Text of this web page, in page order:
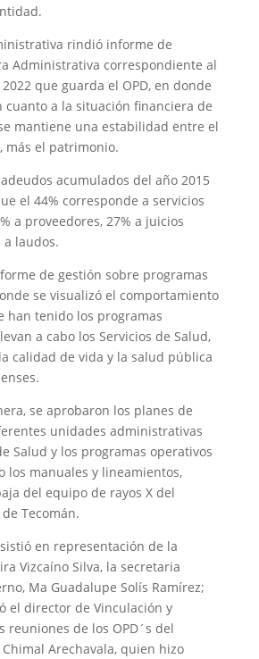
rindió informe de
Administrativa correspondiente al
que guarda el OPD, en donde
cuanto a la situación financiera de
mantiene una estabilidad entre el
más el patrimonio.
acumulados del año 2015
el 44% corresponde a servicios
a proveedores, 27% a juicios
a laudos.
de gestión sobre programas
se visualizó el comportamiento
han tenido los programas
a cabo los Servicios de Salud,
calidad de vida y la salud pública
se aprobaron los planes de
unidades administrativas
Salud y los programas operativos
los manuales y lineamientos,
del equipo de rayos X del
Tecomán.
en representación de la
Vizcaíno Silva, la secretaria
Ma Guadalupe Solís Ramírez;
el director de Vinculación y
reuniones de los OPD´s del
Arechavala, quien hizo